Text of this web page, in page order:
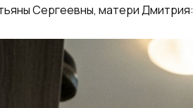
Сергеевны, матери Дмитрия: